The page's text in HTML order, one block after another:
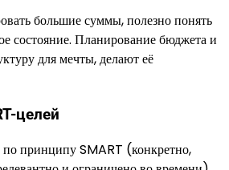
большие суммы, полезно понять
состояние. Планирование бюджета и
для мечты, делают её
целей
принципу SMART (конкретно,